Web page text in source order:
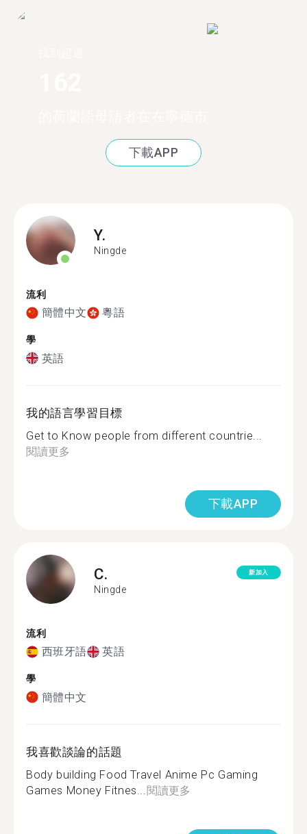
下載APP
Y.
Ningde
流利
簡體中文 粵語
學
英語
我的語言學習目標
Get to Know people from different countrie...
閱讀更多
下載APP
C.
Ningde
新加入
流利
西班牙語 英語
學
簡體中文
我喜歡談論的話題
Body building Food Travel Anime Pc Gaming
Games Money Fitnes... 閱讀更多